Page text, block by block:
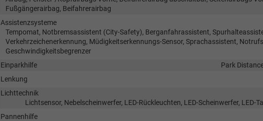
Fußgängerairbag, Beifahrerairbag
Assistenzsysteme
Tempomat, Notbremsassistent (City-Safety), Berganfahrassistent,
Verkehrzeichenerkennung, Müdigkeitserkennungs-Sensor, Sprachassistent,
Geschwindigkeitsbegrenzer
Einparkhilfe
Park
Lenkung
Lichttechnik
Lichtsensor, Nebelscheinwerfer, LED-Rückleuchten, LED-Scheinwerfer, LED-
Pannenhilfe